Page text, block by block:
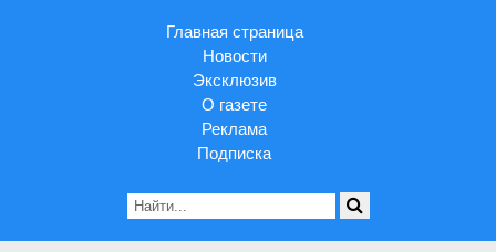
Главная страница
Новости
Эксклюзив
О газете
Реклама
Подписка